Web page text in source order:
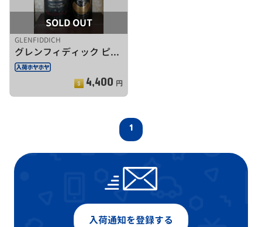
SOLD OUT
GLENFIDDICH
グレンフィディック ピュアモルト
4,400 円
1
入荷通知を登録する